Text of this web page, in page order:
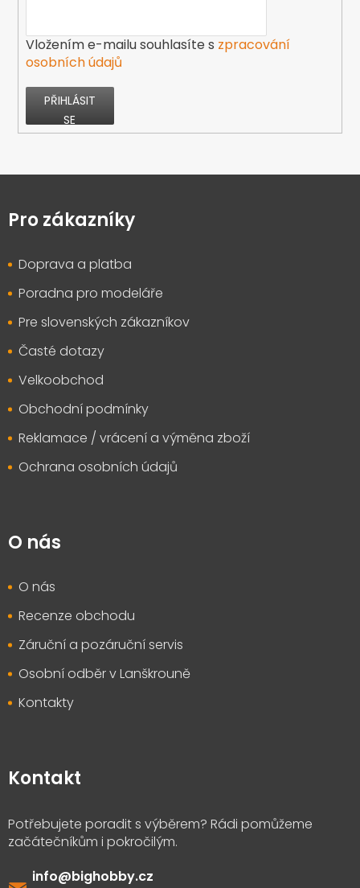
Vložením e-mailu souhlasíte s zpracování
osobních údajů
PŘIHLÁSIT
SE
pPro zákazníky
Doprava a platba
Poradna pro modeláře
Pre slovenských zákazníkov
Časté dotazy
Velkoobchod
Obchodní podmínky
Reklamace / vrácení a výměna zboží
Ochrana osobních údajů
O nás
O nás
Recenze obchodu
Záruční a pozáruční servis
Osobní odběr v Lanškrouně
Kontakty
Kontakt
info@bighobby.cz